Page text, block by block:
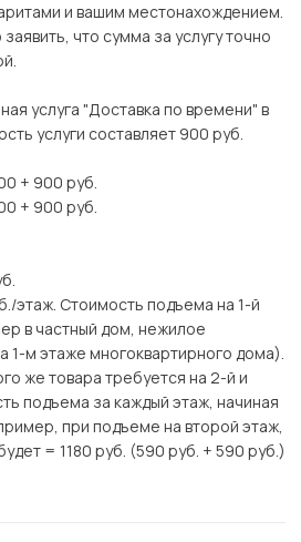
и вашим местонахождением.
что сумма за услугу точно
услуга "Доставка по времени" в
услуги составляет 900 руб.
+ 900 руб.
+ 900 руб.
этаж. Стоимость подъема на 1-й
в частный дом, нежилое
1-м этаже многоквартирного дома).
же товара требуется на 2-й и
подъема за каждый этаж, начиная
при подъеме на второй этаж,
= 1180 руб. (590 руб. + 590 руб.)